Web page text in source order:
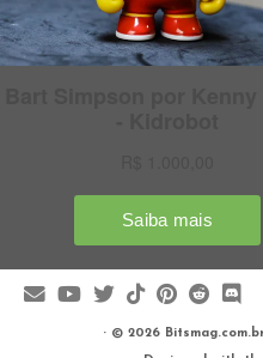
· © 2026